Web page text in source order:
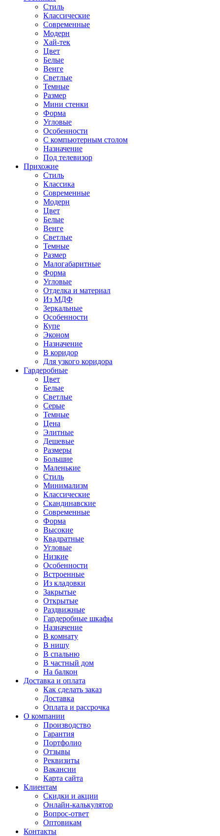
Стиль
Классические
Современные
Модерн
Хай-тек
Цвет
Белые
Венге
Светлые
Темные
Размер
Мини стенки
Форма
Угловые
Особенности
С компьютерным столом
Назначение
Под телевизор
Прихожие
Стиль
Классика
Современные
Модерн
Цвет
Белые
Венге
Светлые
Темные
Размер
Малогабаритные
Форма
Угловые
Отделка и материал
Из МДФ
Зеркальные
Особенности
Купе
Эконом
Назначение
В коридор
Для узкого коридора
Гардеробные
Цвет
Белые
Светлые
Серые
Темные
Цена
Элитные
Дешевые
Размеры
Большие
Маленькие
Стиль
Минимализм
Классические
Скандинавские
Современные
Форма
Высокие
Квадратные
Угловые
Низкие
Особенности
Встроенные
Из кладовки
Закрытые
Открытые
Раздвижные
Гардеробные шкафы
Назначение
В комнату
В нишу
В спальню
В частный дом
На балкон
Доставка и оплата
Как сделать заказ
Доставка
Оплата и рассрочка
О компании
Производство
Гарантия
Портфолио
Отзывы
Реквизиты
Вакансии
Карта сайта
Клиентам
Скидки и акции
Онлайн-калькулятор
Вопрос-ответ
Оптовикам
Контакты